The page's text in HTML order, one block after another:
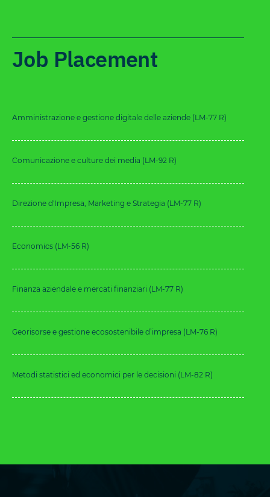
Job Placement
Amministrazione e gestione digitale delle aziende (LM-77 R)
Comunicazione e culture dei media (LM-92 R)
Direzione d'Impresa, Marketing e Strategia (LM-77 R)
Economics (LM-56 R)
Finanza aziendale e mercati finanziari (LM-77 R)
Georisorse e gestione ecosostenibile d’impresa (LM-76 R)
Metodi statistici ed economici per le decisioni (LM-82 R)